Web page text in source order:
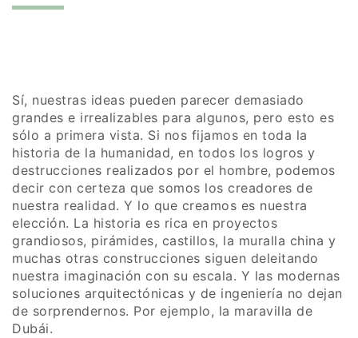
Sí, nuestras ideas pueden parecer demasiado
grandes e irrealizables para algunos, pero esto es
sólo a primera vista. Si nos fijamos en toda la
historia de la humanidad, en todos los logros y
destrucciones realizados por el hombre, podemos
decir con certeza que somos los creadores de
nuestra realidad. Y lo que creamos es nuestra
elección. La historia es rica en proyectos
grandiosos, pirámides, castillos, la muralla china y
muchas otras construcciones siguen deleitando
nuestra imaginación con su escala. Y las modernas
soluciones arquitectónicas y de ingeniería no dejan
de sorprendernos. Por ejemplo, la maravilla de
Dubái.